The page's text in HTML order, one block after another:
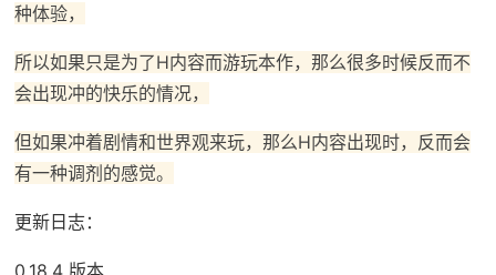
种体验，
所以如果只是为了H内容而游玩本作，那么很多时候反而不
会出现冲的快乐的情况，
但如果冲着剧情和世界观来玩，那么H内容出现时，反而会
有一种调剂的感觉。
更新日志：
0.18.4 版本